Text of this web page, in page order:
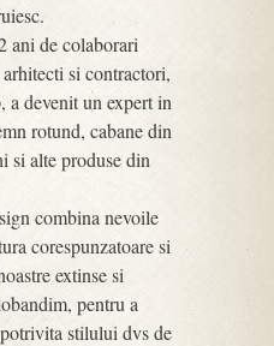
ani de colaborari
si contractori,
devenit un expert in
rotund, cabane din
si alte produse din
combina nevoile
corespunzatoare si
extinse si
pentru a
stilului dvs de